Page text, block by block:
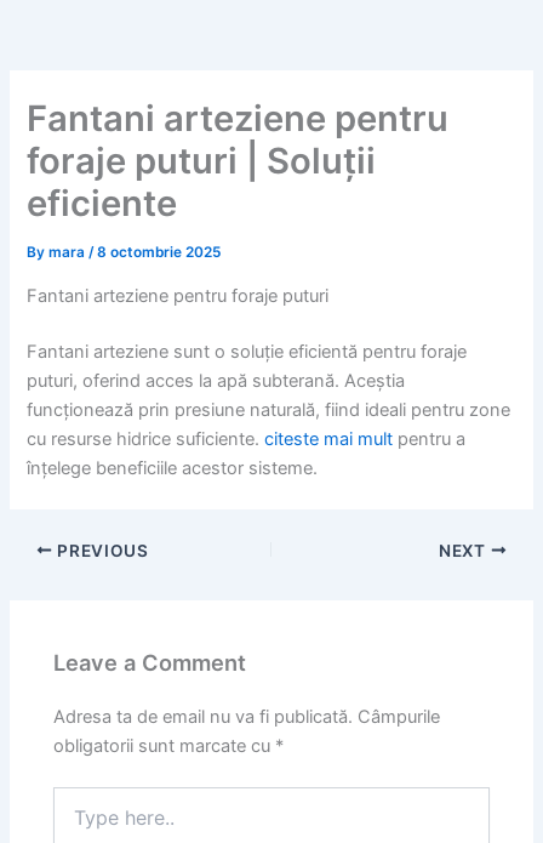
Fantani arteziene pentru
foraje puturi | Soluții
eficiente
Bymara/8 octombrie 2025
Fantani arteziene pentru foraje puturi
Fantani arteziene sunt o soluție eficientă pentru foraje
puturi, oferind acces la apă subterană. Aceștia
funcționează prin presiune naturală, fiind ideali pentru zone
cu resurse hidrice suficiente.citeste mai mult pentru a
înțelege beneficiile acestor sisteme.
PREVIOUS NEXT
Leave a Comment
Adresa ta de email nu va fi publicată. Câmpurile
obligatorii sunt marcate cu *
here..